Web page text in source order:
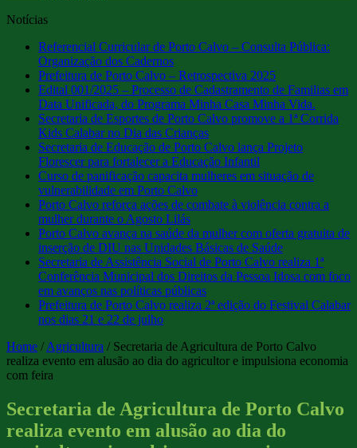
Notícias
Referencial Curricular de Porto Calvo – Consulta Pública:
Organização dos Cadernos
Prefeitura de Porto Calvo – Retrospectiva 2025
Edital 001/2025 – Processo de Cadastramento de Familias em
Data Unificada, do Programa Minha Casa Minha Vida.
Secretaria de Esportes de Porto Calvo promove a 1ª Corrida
Kids Calabar no Dia das Crianças
Secretaria de Educação de Porto Calvo lança Projeto
Florescer para fortalecer a Educação Infantil
Curso de panificação capacita mulheres em situação de
vulnerabilidade em Porto Calvo
Porto Calvo reforça ações de combate à violência contra a
mulher durante o Agosto Lilás
Porto Calvo avança na saúde da mulher com oferta gratuita de
inserção de DIU nas Unidades Básicas de Saúde
Secretaria de Assistência Social de Porto Calvo realiza 1ª
Conferência Municipal dos Direitos da Pessoa Idosa com foco
em avanços nas políticas públicas
Prefeitura de Porto Calvo realiza 2ª edição do Festival Calabar
nos dias 21 e 22 de julho
Home / Agricultura / Secretaria de Agricultura de Porto Calvo
realiza evento em alusão ao dia do agricultor e impulsiona economia
com feira
Secretaria de Agricultura de Porto Calvo
realiza evento em alusão ao dia do